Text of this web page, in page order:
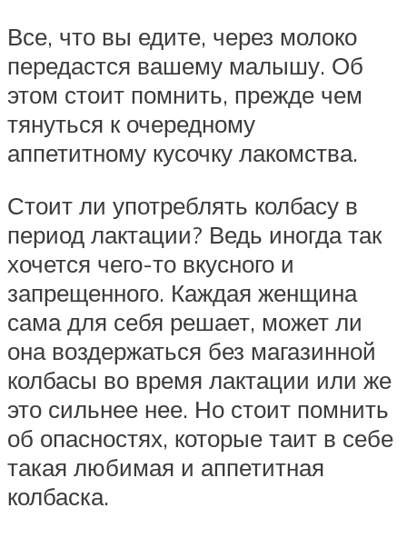
Все, что вы едите, через молоко
передастся вашему малышу. Об
этом стоит помнить, прежде чем
тянуться к очередному
аппетитному кусочку лакомства.
Стоит ли употреблять колбасу в
период лактации? Ведь иногда так
хочется чего-то вкусного и
запрещенного. Каждая женщина
сама для себя решает, может ли
она воздержаться без магазинной
колбасы во время лактации или же
это сильнее нее. Но стоит помнить
об опасностях, которые таит в себе
такая любимая и аппетитная
колбаска.